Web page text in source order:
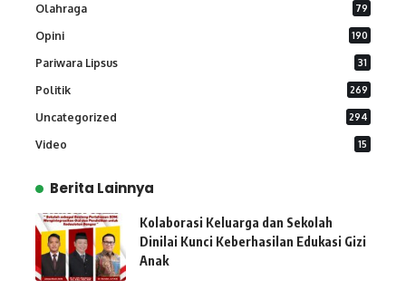
Olahraga 79
Opini 190
Pariwara Lipsus 31
Politik 269
Uncategorized 294
Video 15
Berita Lainnya
Kolaborasi Keluarga dan Sekolah
Dinilai Kunci Keberhasilan Edukasi Gizi
Anak